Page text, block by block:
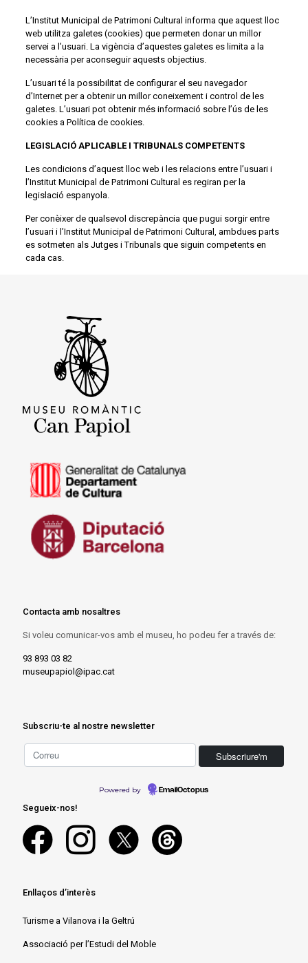
L’Institut Municipal de Patrimoni Cultural informa que aquest lloc
web utilitza galetes (cookies) que permeten donar un millor
servei a l’usuari. La vigència d’aquestes galetes es limita a la
necessària per aconseguir aquests objectius.
L’usuari té la possibilitat de configurar el seu navegador
d’Internet per a obtenir un millor coneixement i control de les
galetes. L’usuari pot obtenir més informació sobre l’ús de les
cookies a Política de cookies.
LEGISLACIÓ APLICABLE I TRIBUNALS COMPETENTS
Les condicions d’aquest lloc web i les relacions entre l’usuari i
l’Institut Municipal de Patrimoni Cultural es regiran per la
legislació espanyola.
Per conèixer de qualsevol discrepància que pugui sorgir entre
l’usuari i l’Institut Municipal de Patrimoni Cultural, ambdues parts
es sotmeten als Jutges i Tribunals que siguin competents en
cada cas.
Contacta amb nosaltres
Si voleu comunicar-vos amb el museu, ho podeu fer a través de:
93 893 03 82
museupapiol@ipac.cat
Subscriu-te al nostre newsletter
Powered by EmailOctopus
Segueix-nos!
Enllaços d’interès
Turisme a Vilanova i la Geltrú
Associació per l’Estudi del Moble